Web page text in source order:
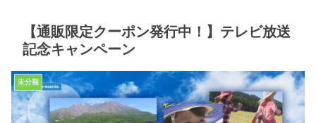
【通販限定クーポン発行中！】テレビ放送
記念キャンペーン
未分類